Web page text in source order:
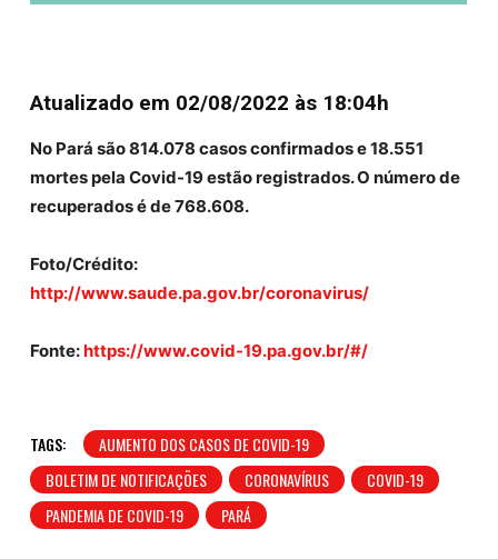
Atualizado em 02/08/2022 às 18:04h
No Pará são814.078 casos confirmados e18.551
mortes pela Covid-19 estão registrados. O número de
recuperados é de768.608.
Foto/Crédito:
http://www.saude.pa.gov.br/coronavirus/
Fonte:https://www.covid-19.pa.gov.br/#/
TAGS:
AUMENTO DOS CASOS DE COVID-19
BOLETIM DE NOTIFICAÇÕES
CORONAVÍRUS
COVID-19
PANDEMIA DE COVID-19
PARÁ